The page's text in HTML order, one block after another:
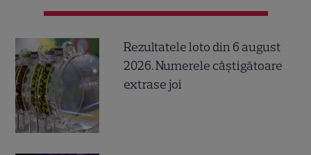
Rezultatele loto din 6 august
2026. Numerele câștigătoare
extrase joi